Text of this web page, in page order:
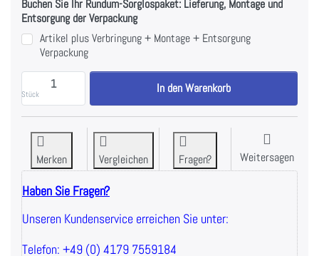
Buchen Sie Ihr Rundum-Sorglospaket: Lieferung, Montage und
Entsorgung der Verpackung
Artikel plus Verbringung + Montage + Entsorgung
Verpackung
Stück
BH Fitness - Hackenschmidt Kniebeuger - PL200B -
In den Warenkorb
Merken Vergleichen Fragen? Weitersagen
Haben Sie Fragen?
Unseren Kundenservice erreichen Sie unter:
Telefon: +49 (0) 4179 7559184